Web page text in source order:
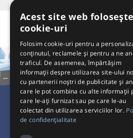
Pentru
Acest site web folosește
cookie-uri
Folosim cookie-uri pentru a
conținutul, reclamele și pentru a ne
traficul. De asemenea, împărtășim
informații despre utilizarea site-ului
cu partenerii noștri de publicitate și
care le pot combina cu alte informații
care le-ați furnizat sau pe care le-au
colectat din utilizarea serviciilor lor.
de confidențialitate